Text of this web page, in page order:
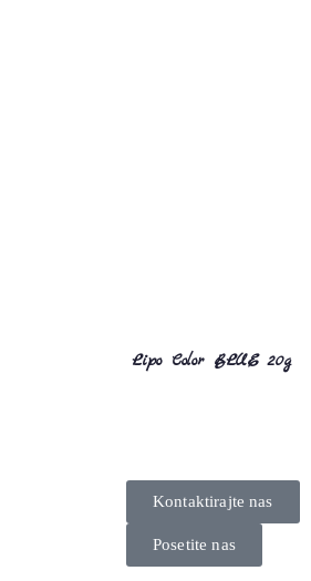
Lipo Color BLUE 20g
Kontaktirajte nas
Posetite nas